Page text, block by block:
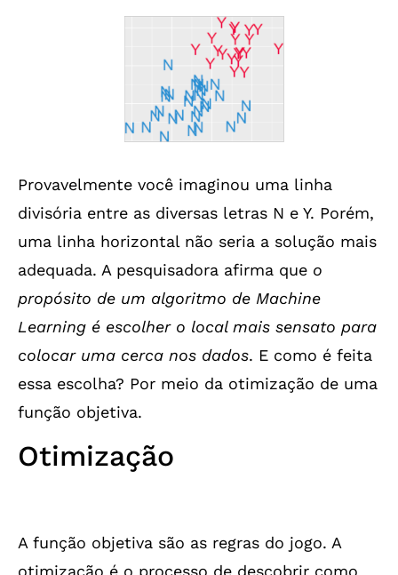
Provavelmente você imaginou uma linha
divisória entre as diversas letras N e Y. Porém,
uma linha horizontal não seria a solução mais
adequada. A pesquisadora afirma que o
propósito de um algoritmo de Machine
Learning é escolher o local mais sensato para
colocar uma cerca nos dados. E como é feita
essa escolha? Por meio da otimização de uma
função objetiva.
Otimização
A função objetiva são as regras do jogo. A
otimização é o processo de descobrir como